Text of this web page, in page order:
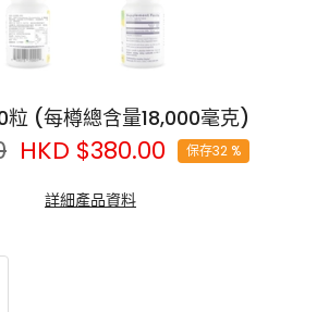
粒 (每樽總含量18,000毫克)
HKD $380.00 保存32 %
，每樽60粒，每樽NMN總含量為18,000毫克
可或缺的輔酶 (coenzyme)，對維持全身正
能有助提高人體NAD+水平，幫助延緩衰
詳細產品資料